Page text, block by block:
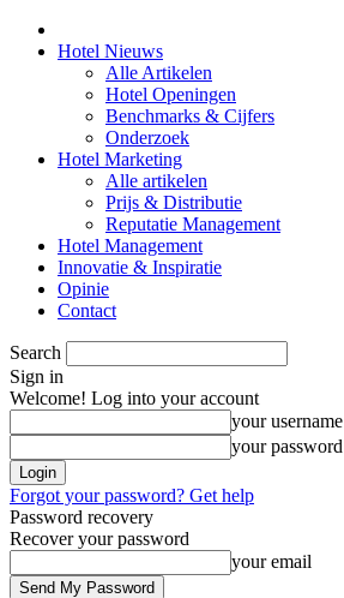
Hotel Nieuws
Alle Artikelen
Hotel Openingen
Benchmarks & Cijfers
Onderzoek
Hotel Marketing
Alle artikelen
Prijs & Distributie
Reputatie Management
Hotel Management
Innovatie & Inspiratie
Opinie
Contact
Search
Sign in
Welcome! Log into your account
your username
your password
Forgot your password? Get help
Password recovery
Recover your password
your email